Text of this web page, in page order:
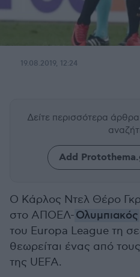
19.08.2019, 12:24
Δείτε περισσότερα
Add
Ο Κάρλος Ντελ Θέρο
στο ΑΠΟΕΛ-Ολυμπιακός
του Europa League τη
θεωρείται ένας από
της UEFA.